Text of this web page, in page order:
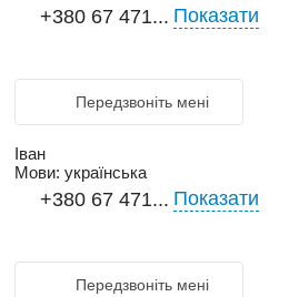
+380 67 471... Показати
Передзвоніть мені
Іван
Мови: українська
+380 67 471... Показати
Передзвоніть мені